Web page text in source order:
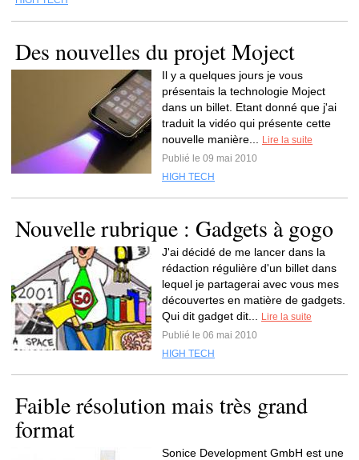
Des nouvelles du projet Moject
Il y a quelques jours je vous
présentais la technologie Moject
dans un billet. Etant donné que j'ai
traduit la vidéo qui présente cette
nouvelle manière...
Lire la suite
Publié le 09 mai 2010
HIGH TECH
Nouvelle rubrique : Gadgets à gogo
J'ai décidé de me lancer dans la
rédaction régulière d'un billet dans
lequel je partagerai avec vous mes
découvertes en matière de gadgets.
Qui dit gadget dit...
Lire la suite
Publié le 06 mai 2010
HIGH TECH
Faible résolution mais très grand
format
Sonice Development GmbH est une